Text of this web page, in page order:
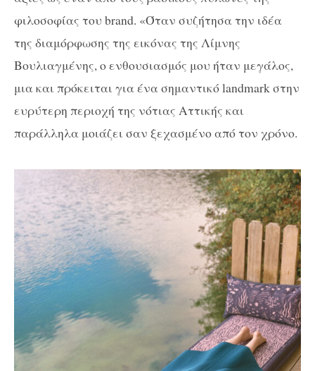
φιλοσοφίας του brand. «Όταν συζήτησα την ιδέα
της διαμόρφωσης της εικόνας της Λίμνης
Βουλιαγμένης, ο ενθουσιασμός μου ήταν μεγάλος,
μια και πρόκειται για ένα σημαντικό landmark στην
ευρύτερη περιοχή της νότιας Αττικής και
παράλληλα μοιάζει σαν ξεχασμένο από τον χρόνο.